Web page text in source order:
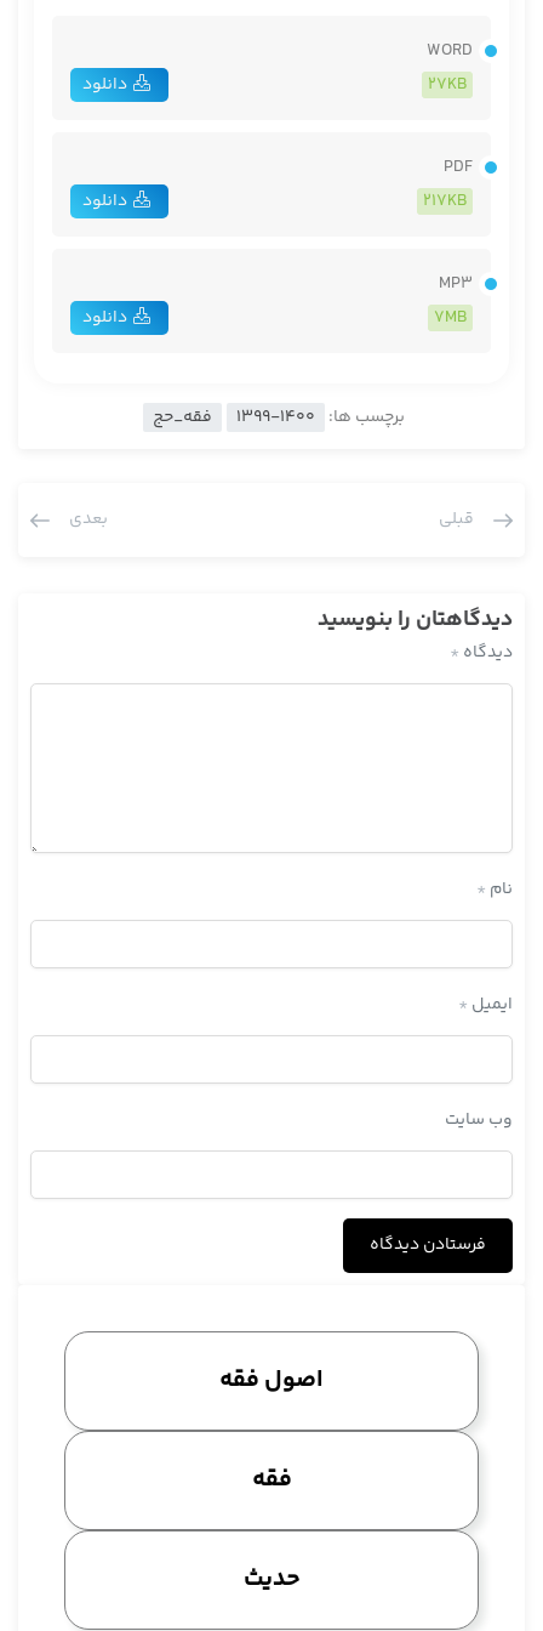
WORD
27KB
دانلود
PDF
217KB
دانلود
MP3
7MB
دانلود
برچسب ها: 1399-1400 فقه_حج
قبلی بعدی
دیدگاهتان را بنویسید
دیدگاه *
نام *
ایمیل *
وب‌ سایت
اصول فقه
فقه
حدیث